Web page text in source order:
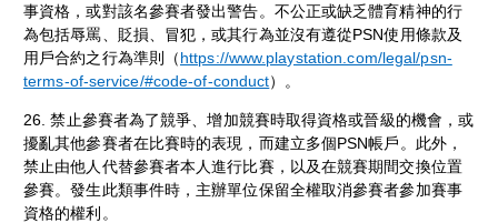
事資格，或對該名參賽者發出警告。不公正或缺乏體育精神的行
為包括辱罵、貶損、冒犯，或其行為並沒有遵從PSN使用條款及
用戶合約之行為準則（https://www.playstation.com/legal/psn-
terms-of-service/#code-of-conduct）。
26. 禁止參賽者為了競爭、增加競賽時取得資格或晉級的機會，或
擾亂其他參賽者在比賽時的表現，而建立多個PSN帳戶。此外，
禁止由他人代替參賽者本人進行比賽，以及在競賽期間交換位置
參賽。發生此類事件時，主辦單位保留全權取消參賽者參加賽事
資格的權利。